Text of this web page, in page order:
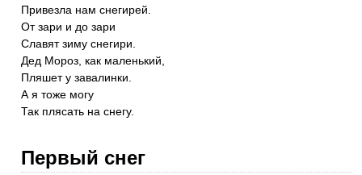
Привезла нам снегирей.
От зари и до зари
Славят зиму снегири.
Дед Мороз, как маленький,
Пляшет у завалинки.
А я тоже могу
Так плясать на снегу.
Первый снег